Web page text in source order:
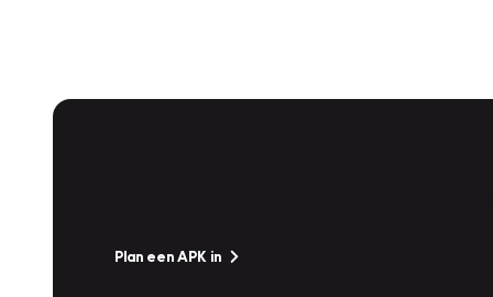
Plan een APK in